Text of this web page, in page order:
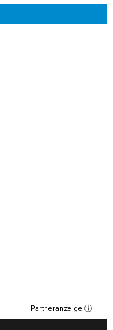
Partneranzeige ⓘ